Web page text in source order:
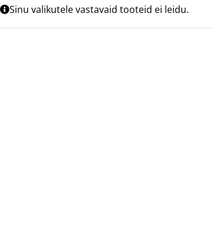
Sinu valikutele vastavaid tooteid ei leidu.